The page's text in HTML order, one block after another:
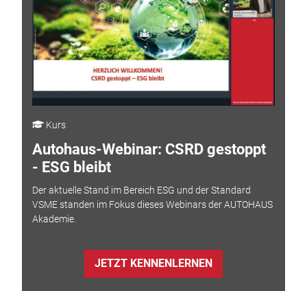
Kurs
Autohaus-Webinar: CSRD gestoppt
- ESG bleibt
Der aktuelle Stand im Bereich ESG und der Standard
VSME standen im Fokus dieses Webinars der AUTOHAUS
Akademie.
JETZT KENNENLERNEN